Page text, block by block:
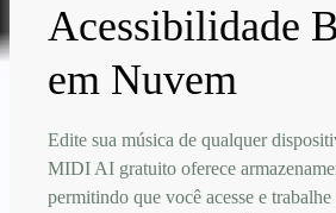
Acessibilidade
em Nuvem
Edite sua música de qualquer
MIDI AI gratuito oferece
permitindo que você acesse e